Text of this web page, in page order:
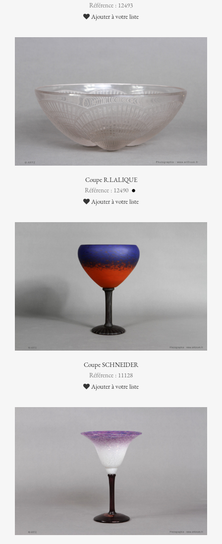
Référence : 12493
Ajouter à votre liste
Coupe R.LALIQUE
Référence : 12490
Ajouter à votre liste
Coupe SCHNEIDER
Référence : 11128
Ajouter à votre liste